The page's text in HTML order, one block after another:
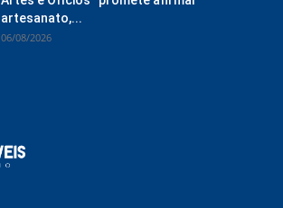
artesanato,...
06/08/2026